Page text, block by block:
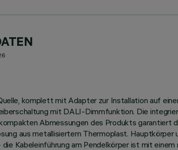
komplett mit Adapter zur Installation auf
mit DALI-Dimmfunktion. Die
Abmessungen des Produkts
aus metallisiertem Thermoplast.
die Kabeleinführung am Pendelkörper ist mit